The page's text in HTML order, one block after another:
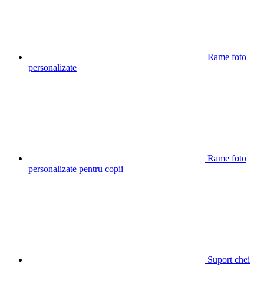
Rame foto
personalizate
Rame foto
personalizate pentru copii
Suport chei